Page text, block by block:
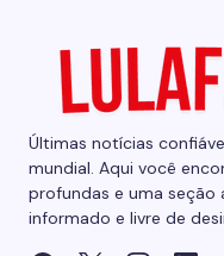
Últimas notícias
mundial. Aqui você
profundas e uma
informado e livre de